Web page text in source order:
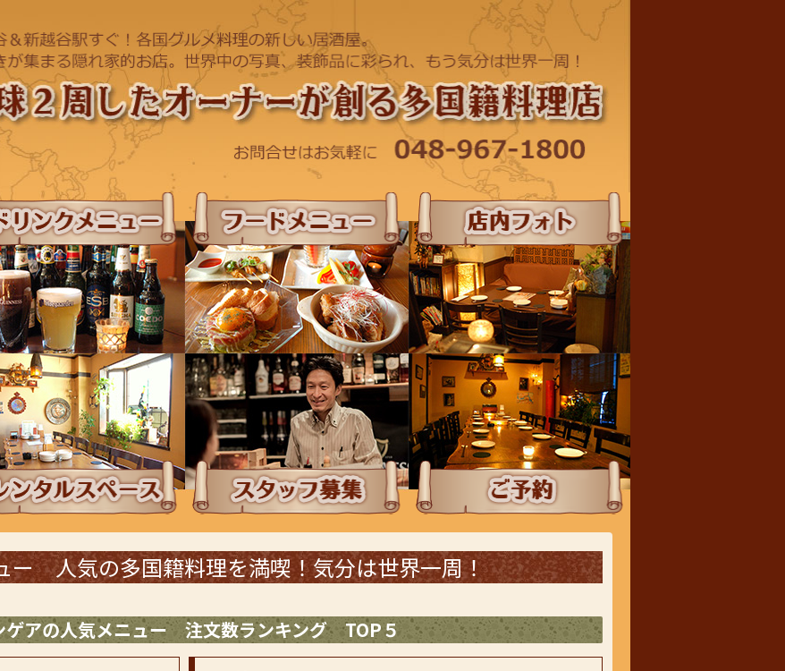
ドリンクメニュー フードメニュー 店内フォト
タイムにレンタルスペース 採用情報・スタッフ ご予約
ー 人気の多国籍料理を満喫！気分は世界一周！
ゲアの人気メニュー 注文数ランキング TOP５